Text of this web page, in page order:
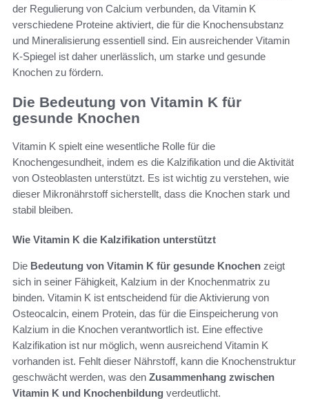
der Regulierung von Calcium verbunden, da Vitamin K
verschiedene Proteine aktiviert, die für die Knochensubstanz
und Mineralisierung essentiell sind. Ein ausreichender Vitamin
K-Spiegel ist daher unerlässlich, um starke und gesunde
Knochen zu fördern.
Die Bedeutung von Vitamin K für
gesunde Knochen
Vitamin K spielt eine wesentliche Rolle für die
Knochengesundheit, indem es die Kalzifikation und die Aktivität
von Osteoblasten unterstützt. Es ist wichtig zu verstehen, wie
dieser Mikronährstoff sicherstellt, dass die Knochen stark und
stabil bleiben.
Wie Vitamin K die Kalzifikation unterstützt
Die Bedeutung von Vitamin K für gesunde Knochen zeigt
sich in seiner Fähigkeit, Kalzium in der Knochenmatrix zu
binden. Vitamin K ist entscheidend für die Aktivierung von
Osteocalcin, einem Protein, das für die Einspeicherung von
Kalzium in die Knochen verantwortlich ist. Eine effective
Kalzifikation ist nur möglich, wenn ausreichend Vitamin K
vorhanden ist. Fehlt dieser Nährstoff, kann die Knochenstruktur
geschwächt werden, was den Zusammenhang zwischen
Vitamin K und Knochenbildung verdeutlicht.